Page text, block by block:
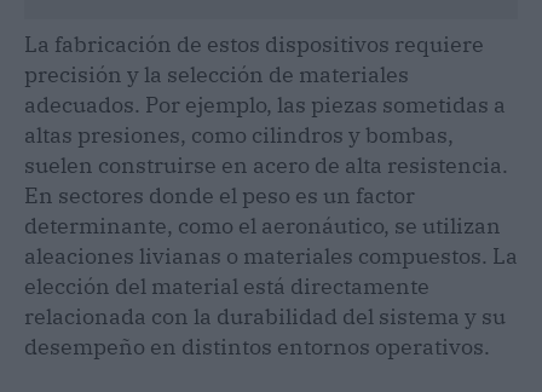
La fabricación de estos dispositivos requiere
precisión y la selección de materiales
adecuados. Por ejemplo, las piezas sometidas a
altas presiones, como cilindros y bombas,
suelen construirse en acero de alta resistencia.
En sectores donde el peso es un factor
determinante, como el aeronáutico, se utilizan
aleaciones livianas o materiales compuestos. La
elección del material está directamente
relacionada con la durabilidad del sistema y su
desempeño en distintos entornos operativos.